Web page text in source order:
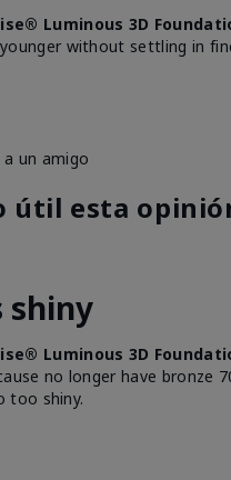
Luminous 3D
without settling in
a un amigo
útil esta
shiny
Luminous 3D
no longer have bronze
too shiny.